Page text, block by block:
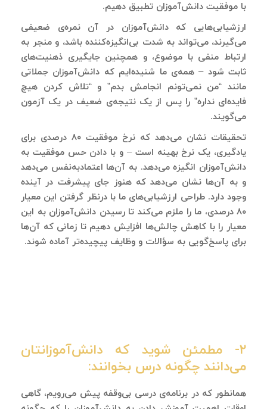
با موفقیت دانش‌آموزان تطبیق دهیم.
ارزشیابی‌هایی که دانش‌آموزان در آن نمره‌ی ضعیفی
می‌گیرند، می‌تواند به شدت بی‌انگیزه‌کننده باشد، و منجر به
ارتباط منفی با موضوع، و همچنین جایگیری ذهنیت‌های
ثابت شود – همه‌ی ما شنیده‌ایم که دانش‌آموزان جملاتی
مانند “من نمی‌تونم انجامش بدم” و “تلاش کردن هیچ
فایده‌ای نداره” را پس از یک نتیجه‌ی ضعیف در یک آزمون
می‌گویند.
تحقیقات نشان می‌دهد که نرخ موفقیت ۸۰ درصدی برای
یادگیری، یک نرخ بهینه است – و با دادن حس موفقیت به
دانش‌آموزان انگیزه می‌دهد. به آن‌ها اعتمادبه‌نفس می‌دهد
و به آن‌ها نشان می‌دهد که هنوز جای پیشرفت در آینده
وجود دارد. طراحی ارزشیابی‌های ما با درنظر گرفتن این معیار
۸۰ درصدی، ما را ملزم می‌کند تا رسیدن دانش‌آموزان به این
معیار را با کاهش چالش‌ها افزایش دهیم تا زمانی که آن‌ها
برای پاسخ‌گویی به سؤالات و وظایف پیچیده‌تر آماده شوند.
۲- مطمئن شوید که دانش‌آموزانتان
می‌دانند چگونه درس بخوانند:
همانطور که در برنامه‌ی درسی بی‌وقفه پیش می‌رویم، گاهی